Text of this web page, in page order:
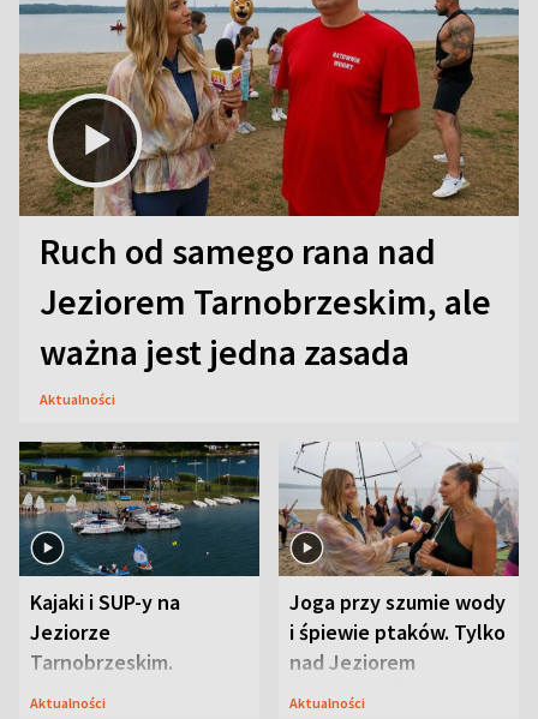
Ruch od samego rana nad
Jeziorem Tarnobrzeskim, ale
ważna jest jedna zasada
Aktualności
Kajaki i SUP-y na
Jeziorze
Tarnobrzeskim.
Przyrodnicy zwracają
Aktualności
Joga przy szumie wody
i śpiewie ptaków. Tylko
nad Jeziorem
Tarnobrzeskim
Aktualności